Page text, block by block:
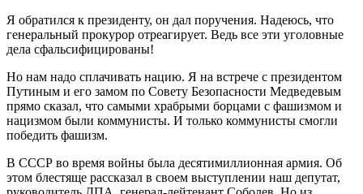
Я обратился к президенту, он дал поручения. Надеюсь, что
генеральный прокурор отреагирует. Ведь все эти уголовные
дела сфальсифицированы!
Но нам надо сплачивать нацию. Я на встрече с президентом
Путиным и его замом по Совету Безопасности Медведевым
прямо сказал, что самыми храбрыми борцами с фашизмом и
нацизмом были коммунисты. И только коммунисты смогли
победить фашизм.
В СССР во время войны была десятимиллионная армия. Об
этом блестяще рассказал в своем выступлении наш депутат,